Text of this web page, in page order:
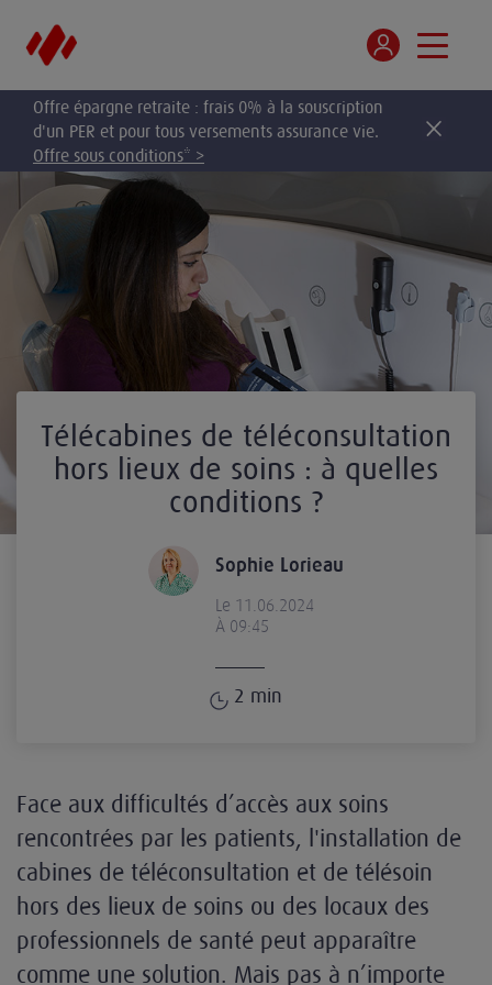
Offre épargne retraite : frais 0% à la souscription
d'un PER et pour tous versements assurance vie.
Offre sous conditions* >
Télécabines de téléconsultation
hors lieux de soins : à quelles
conditions ?
Sophie Lorieau
Le 11.06.2024
À 09:45
2 min
Face aux difficultés d’accès aux soins
rencontrées par les patients, l'installation de
cabines de téléconsultation et de télésoin
hors des lieux de soins ou des locaux des
professionnels de santé peut apparaître
comme une solution. Mais pas à n’importe